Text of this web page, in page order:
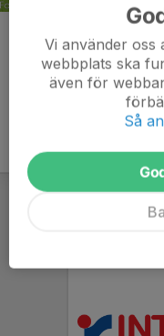
Kommentarer
Vi använder
webbplats ska
även för
Så